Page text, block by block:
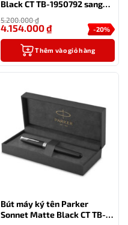
Black CT TB-1950792 sang
5.200.000₫
-20%
4.154.000₫
Thêm vào giỏ hàng
Bút máy ký tên Parker
Sonnet Matte Black CT TB-